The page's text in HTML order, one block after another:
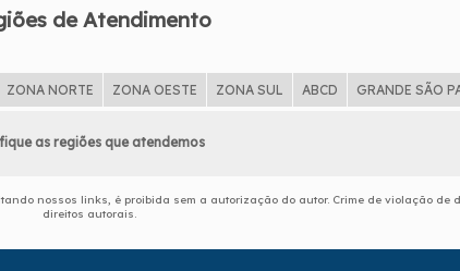
de Atendimento
ZONA NORTE ZONA OESTE ZONA SUL ABCD GRANDE SÃO
as regiões que atendemos
nossos links, é proibida sem a autorização do autor. Crime de violação de
direitos autorais.